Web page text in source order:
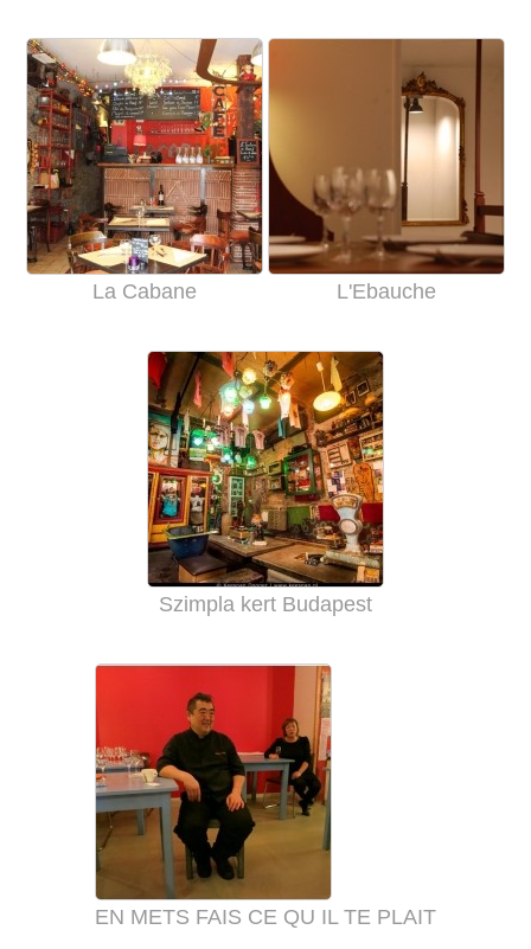
La Cabane L'Ebauche
Szimpla kert Budapest
EN METS FAIS CE QU IL TE PLAIT